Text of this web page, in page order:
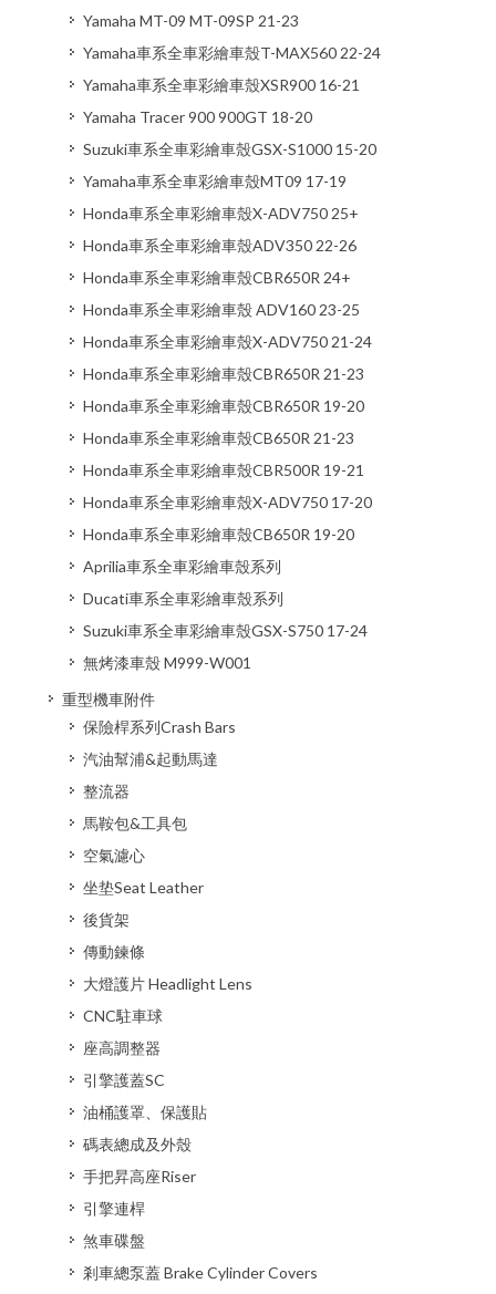
Yamaha MT-09 MT-09SP 21-23
Yamaha車系全車彩繪車殼T-MAX560 22-24
Yamaha車系全車彩繪車殼XSR900 16-21
Yamaha Tracer 900 900GT 18-20
Suzuki車系全車彩繪車殼GSX-S1000 15-20
Yamaha車系全車彩繪車殼MT09 17-19
Honda車系全車彩繪車殼X-ADV750 25+
Honda車系全車彩繪車殼ADV350 22-26
Honda車系全車彩繪車殼CBR650R 24+
Honda車系全車彩繪車殼 ADV160 23-25
Honda車系全車彩繪車殼X-ADV750 21-24
Honda車系全車彩繪車殼CBR650R 21-23
Honda車系全車彩繪車殼CBR650R 19-20
Honda車系全車彩繪車殼CB650R 21-23
Honda車系全車彩繪車殼CBR500R 19-21
Honda車系全車彩繪車殼X-ADV750 17-20
Honda車系全車彩繪車殼CB650R 19-20
Aprilia車系全車彩繪車殼系列
Ducati車系全車彩繪車殼系列
Suzuki車系全車彩繪車殼GSX-S750 17-24
無烤漆車殼 M999-W001
重型機車附件
保險桿系列Crash Bars
汽油幫浦&起動馬達
整流器
馬鞍包&工具包
空氣濾心
坐垫Seat Leather
後貨架
傳動鍊條
大燈護片 Headlight Lens
CNC駐車球
座高調整器
引擎護蓋SC
油桶護罩、保護貼
碼表總成及外殼
手把昇高座Riser
引擎連桿
煞車碟盤
剎車總泵蓋 Brake Cylinder Covers